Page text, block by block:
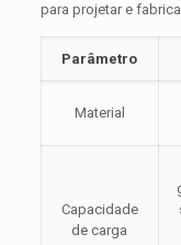
para projetar e
Parâmetro
Material
Capacidade
de carga